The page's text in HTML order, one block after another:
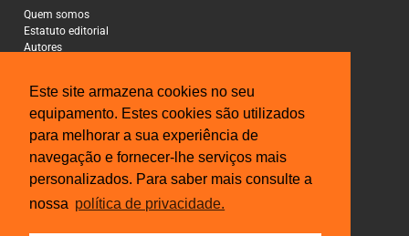
Este site armazena cookies no seu
equipamento. Estes cookies são utilizados
para melhorar a sua experiência de
navegação e fornecer-lhe serviços mais
personalizados. Para saber mais consulte a
nossa política de privacidade.
Quem somos
Estatuto editorial
Autores
CONTACTOS
Rua Gonçalo Cristovão, 185 - 6º
4000-269 Porto
Tel: 222 085 009
Fax: 222 085 010
Email: gestao@iberinmo.com